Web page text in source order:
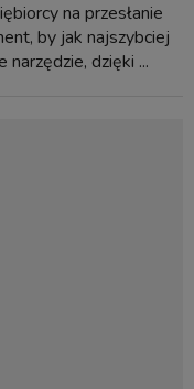
na przesłanie
by jak najszybciej
narzędzie, dzięki ...